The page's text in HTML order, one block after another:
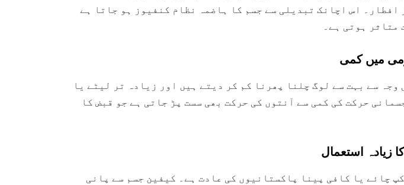
افطار۔ اس اچانک تبدیلی سے جسم کا ہاضمہ نظام کنفیوز ہو جاتا ہے
ہوتی ہے۔
وجہ سے بہت سے لوگ چلنا پھرنا کم کر دیتے ہیں اور زیادہ تر لیٹے یا
حرکت کی کمی سے آنتوں کی حرکت بھی سست پڑ جاتی ہے جو قبض کا
چائے یا کافی پینا پاکستانیوں کی عادت ہے۔ کیفین جسم سے پانی